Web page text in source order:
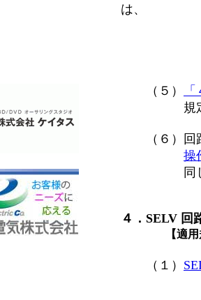
は、 次の
（５）
規定する
（６）回路
操
同じ回
４．SELV 回
【適用規格
（１）